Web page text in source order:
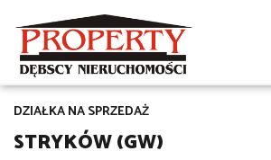
STRYKÓW (GW)
DZIAŁKA NA SPRZEDAŻ